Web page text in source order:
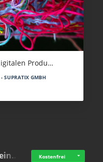
Produ…
SUPRATIX GMBH
Kostenfrei